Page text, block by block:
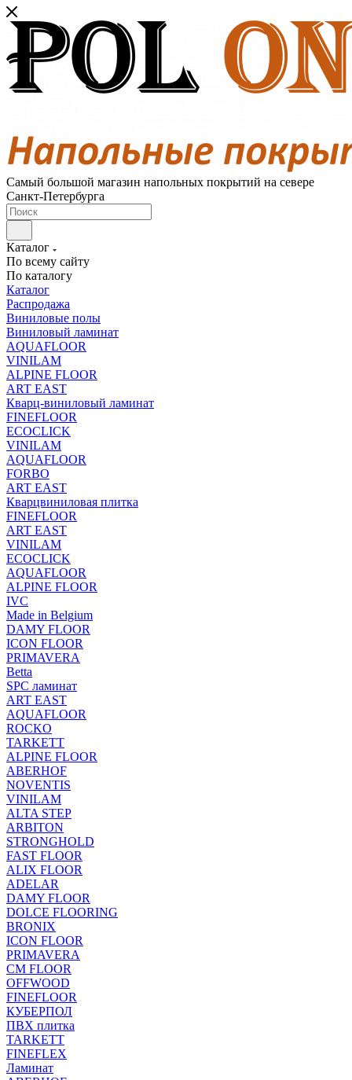
Самый большой магазин напольных покрытий на севере
Санкт-Петербурга
Каталог
По всему сайту
По каталогу
Каталог
Распродажа
Виниловые полы
Виниловый ламинат
AQUAFLOOR
VINILAM
ALPINE FLOOR
ART EAST
Кварц-виниловый ламинат
FINEFLOOR
ECOCLICK
VINILAM
AQUAFLOOR
FORBO
ART EAST
Кварцвиниловая плитка
FINEFLOOR
ART EAST
VINILAM
ECOCLICK
AQUAFLOOR
ALPINE FLOOR
IVC
Made in Belgium
DAMY FLOOR
ICON FLOOR
PRIMAVERA
Betta
SPC ламинат
ART EAST
AQUAFLOOR
ROCKO
TARKETT
ALPINE FLOOR
ABERHOF
NOVENTIS
VINILAM
ALTA STEP
ARBITON
STRONGHOLD
FAST FLOOR
ALIX FLOOR
ADELAR
DAMY FLOOR
DOLCE FLOORING
BRONIX
ICON FLOOR
PRIMAVERA
CM FLOOR
OFFWOOD
FINEFLOOR
КУБЕРПОЛ
ПВХ плитка
TARKETT
FINEFLEX
Ламинат